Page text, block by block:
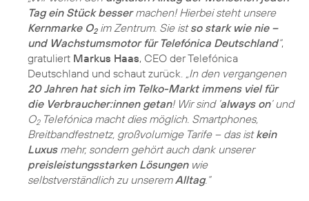
Tag ein Stück bessermachen! Hierbei steht unsere
Kernmarke O2im Zentrum. Sie istso stark wie nie –
und Wachstumsmotor für Telefónica Deutschland“,
gratuliert Markus Haas, CEO der Telefónica
Deutschland und schaut zurück. „In den vergangenen
20 Jahren hat sich im Telko-Markt immens viel für
die Verbraucher:innen getan! Wir sind ’ always on’ und
O2Telefónica macht dies möglich. Smartphones,
Breitbandfestnetz, großvolumige Tarife – das istkein
Luxusmehr, sondern gehört auch dank unserer
preisleistungsstarken Lösungenwie
selbstverständlich zu unseremAlltag.“